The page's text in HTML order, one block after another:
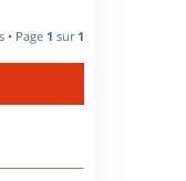
• Page 1 sur 1